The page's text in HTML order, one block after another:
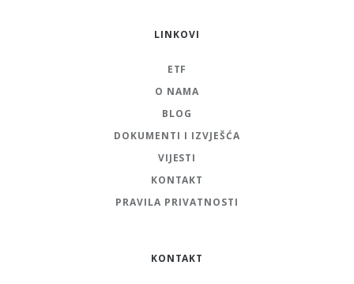
LINKOVI
ETF
O NAMA
BLOG
DOKUMENTI I IZVJEŠĆA
VIJESTI
KONTAKT
PRAVILA PRIVATNOSTI
KONTAKT